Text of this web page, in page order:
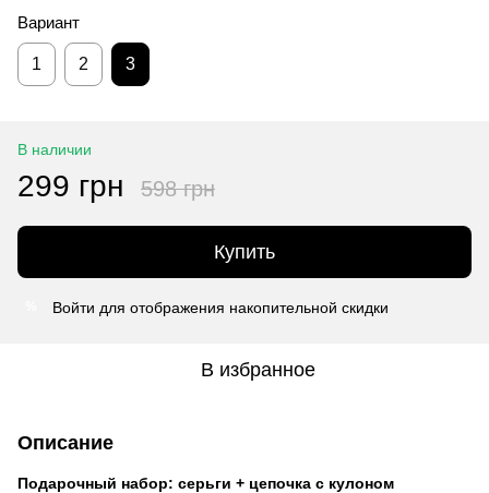
Вариант
1 2 3
В наличии
299 грн 598 грн
Купить
Войти для отображения накопительной скидки
В избранное
Описание
Подарочный набор: серьги + цепочка с кулоном